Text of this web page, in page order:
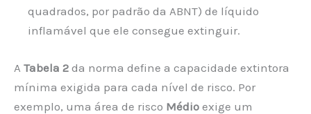
quadrados, por padrão da ABNT) de líquido
inflamável que ele consegue extinguir.
A Tabela 2 da norma define a capacidade extintora
mínima exigida para cada nível de risco. Por
exemplo, uma área de risco Médio exige um